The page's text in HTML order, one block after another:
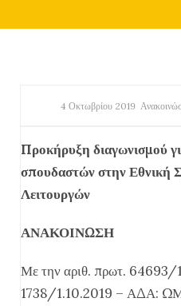
4 Οκτωβρίου 2019
Προκήρυξη διαγωνισμού
σπουδαστών στην Εθνική
Λειτουργών
ΑΝΑΚΟΙΝΩΣΗ
Με την αριθ. πρωτ. 64693/
1738/1.10.2019 – Α∆Α: